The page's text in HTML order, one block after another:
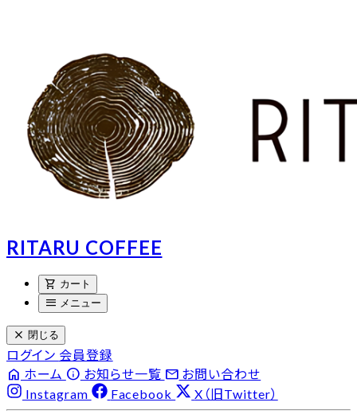
RITARU COFFEE
shopping_cart カート
menu メニュー
close 閉じる
ログイン 会員登録
home ホーム info お知らせ一覧 email お問い合わせ
Instagram
Facebook X（旧Twitter）